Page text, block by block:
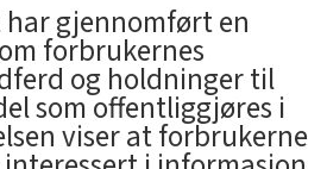
gjennomført en
forbrukernes
og holdninger til
som offentliggjøres i
viser at forbrukerne